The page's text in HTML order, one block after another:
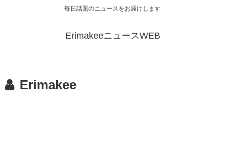
毎日話題のニュースをお届けします
ErimakeeニュースWEB
Erimakee